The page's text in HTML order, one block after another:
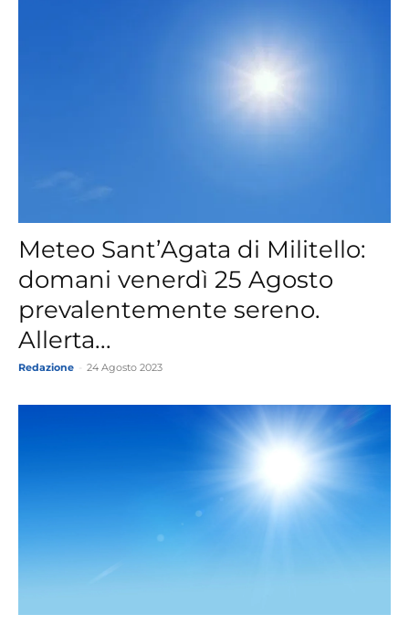
Meteo Sant’Agata di Militello:
domani venerdì 25 Agosto
prevalentemente sereno.
Allerta...
Redazione 24 Agosto 2023